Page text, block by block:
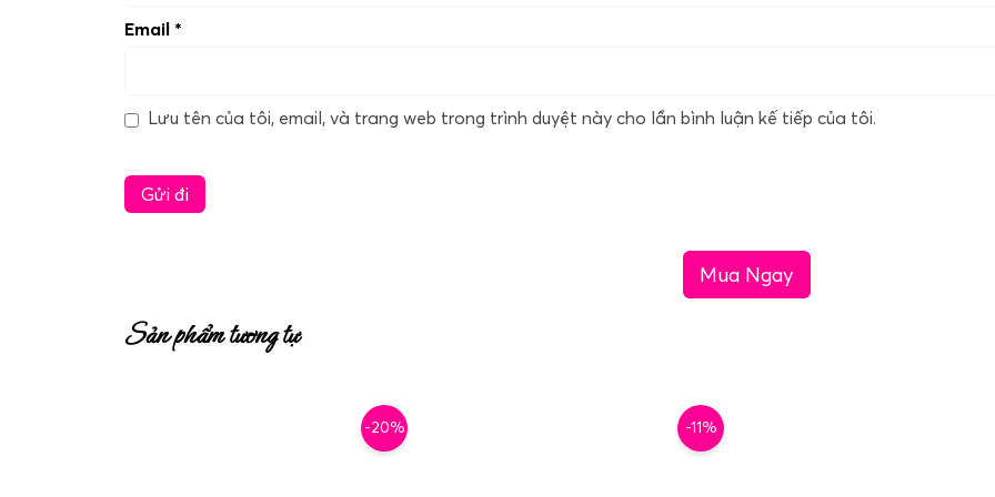
Email *
Lưu tên của tôi, email, và trang web trong trình duyệt này cho lần bình luận kế tiếp của tôi.
Mua Ngay
Sản phẩm tương tự
-20% -11%